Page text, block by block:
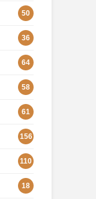
50
36
64
58
61
156
110
18